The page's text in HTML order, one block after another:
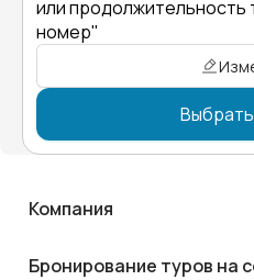
или продолжительность
номер"
Компания
Бронирование туров на